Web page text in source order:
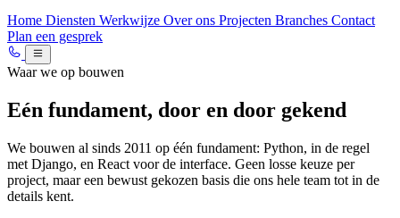
Home Diensten Werkwijze Over ons Projecten Branches Contact
Plan een gesprek
Waar we op bouwen
Eén fundament, door en door gekend
We bouwen al sinds 2011 op één fundament: Python, in de regel
met Django, en React voor de interface. Geen losse keuze per
project, maar een bewust gekozen basis die ons hele team tot in de
details kent.